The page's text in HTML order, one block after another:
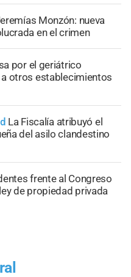
Monzón: nueva
en el crimen
por el geriátrico
otros establecimientos
La Fiscalía atribuyó el
del asilo clandestino
frente al Congreso
de propiedad privada